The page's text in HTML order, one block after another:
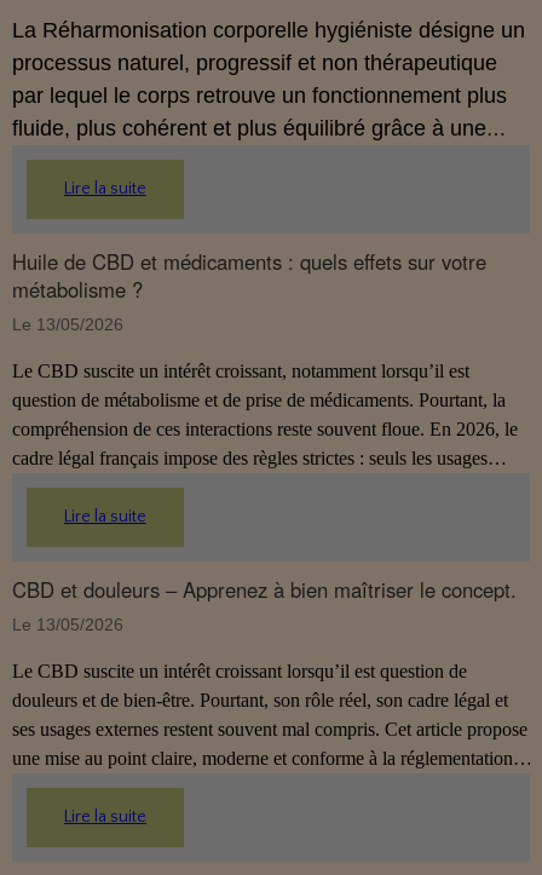
La Réharmonisation corporelle hygiéniste désigne un
processus naturel, progressif et non thérapeutique
par lequel le corps retrouve un fonctionnement plus
fluide, plus cohérent et plus équilibré grâce à une
hygiène de vie adaptée.
Lire la suite
Huile de CBD et médicaments : quels effets sur votre
métabolisme ?
Le 13/05/2026
Le CBD suscite un intérêt croissant, notamment lorsqu’il est
question de métabolisme et de prise de médicaments. Pourtant, la
compréhension de ces interactions reste souvent floue. En 2026, le
cadre légal français impose des règles strictes : seuls les usages
externes du CBD sont autorisés. Cet article propose une mise au
point claire et accessible pour comprendre comment le CBD
s’inscrit dans une démarche de prévention, sans ingestion et sans
Lire la suite
CBD et douleurs – Apprenez à bien maîtriser le concept.
Le 13/05/2026
Le CBD suscite un intérêt croissant lorsqu’il est question de
douleurs et de bien‑être. Pourtant, son rôle réel, son cadre légal et
ses usages externes restent souvent mal compris. Cet article propose
une mise au point claire, moderne et conforme à la réglementation
française de 2026, afin de mieux comprendre comment le CBD
s’intègre dans une approche globale de prévention.
Lire la suite